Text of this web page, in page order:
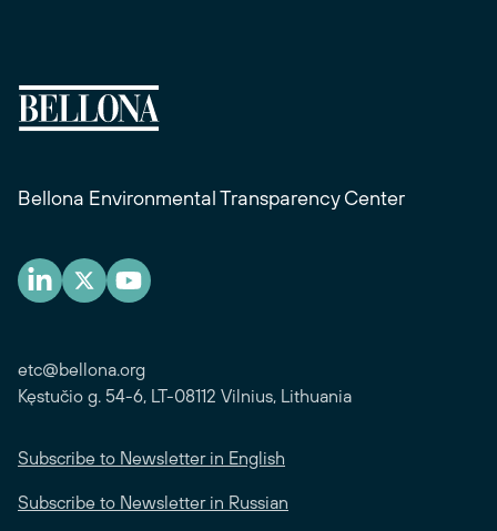
Bellona Environmental Transparency Center
etc@bellona.org
Kęstučio g. 54-6, LT-08112 Vilnius, Lithuania
Subscribe to Newsletter in English
Subscribe to Newsletter in Russian